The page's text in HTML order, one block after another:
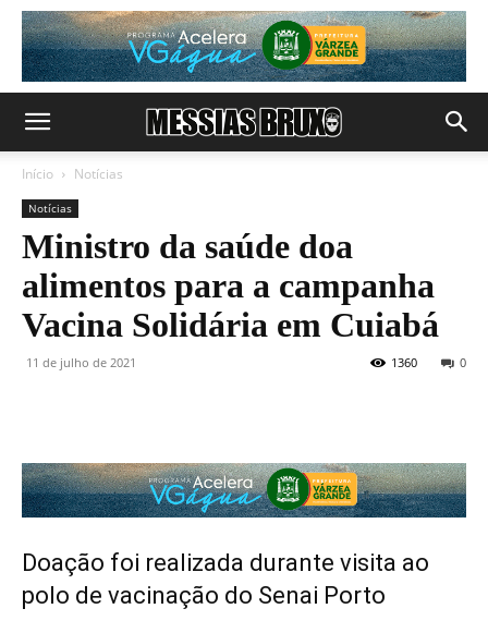
Início Notícias
Notícias
Ministro da saúde doa
alimentos para a campanha
Vacina Solidária em Cuiabá
11 de julho de 2021 0
1360
Doação foi realizada durante visita ao
polo de vacinação do Senai Porto